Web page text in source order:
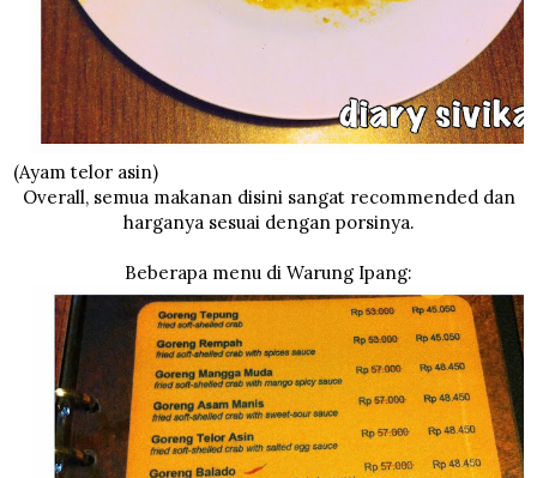
(Ayam telor asin)
Overall, semua makanan disini sangat recommended dan
harganya sesuai dengan porsinya.
Beberapa menu di Warung Ipang: